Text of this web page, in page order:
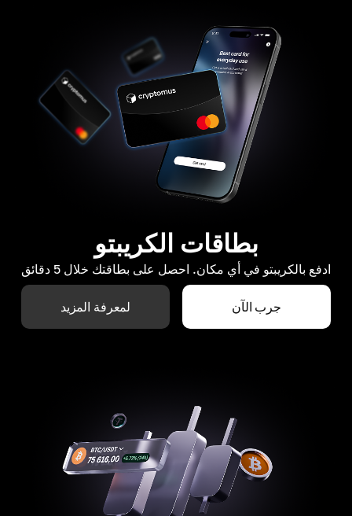
بطاقات الكريبتو
ادفع بالكريبتو في أي مكان. احصل على بطاقتك خلال 5 دقائق
جرب الآن لمعرفة المزيد